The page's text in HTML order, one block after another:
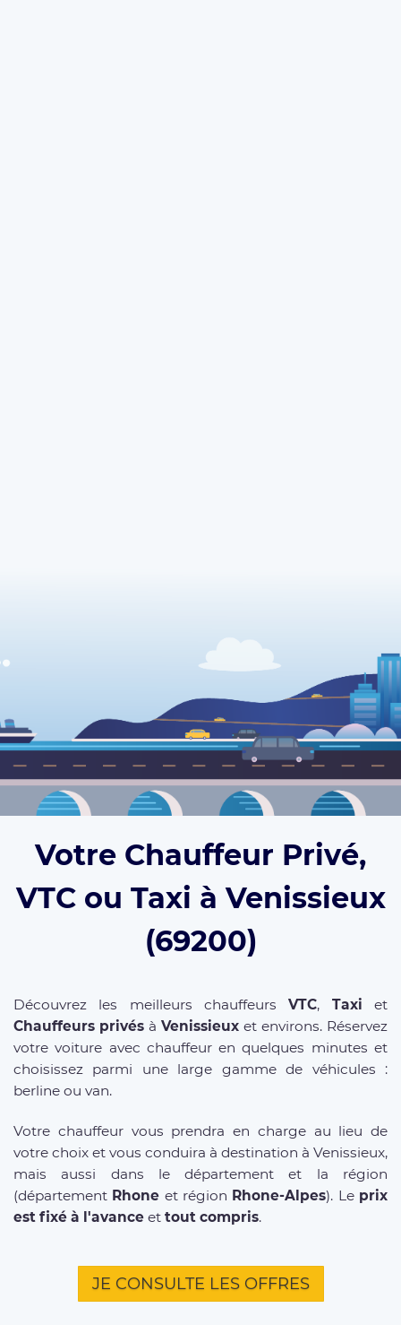
Votre Chauffeur Privé,
VTC ou Taxi à Venissieux
(69200)
Découvrez les meilleurs chauffeursVTC, Taxi et
Chauffeurs privés à Venissieux et environs. Réservez
votre voiture avec chauffeur en quelques minutes et
choisissez parmi une large gamme de véhicules :
berline ou van.
Votre chauffeur vous prendra en charge au lieu de
votre choix et vous conduira à destination à Venissieux,
mais aussi dans le département et la région
(département Rhone et région Rhone-Alpes). Le prix
est fixé à l'avance et tout compris.
JE CONSULTE LES OFFRES